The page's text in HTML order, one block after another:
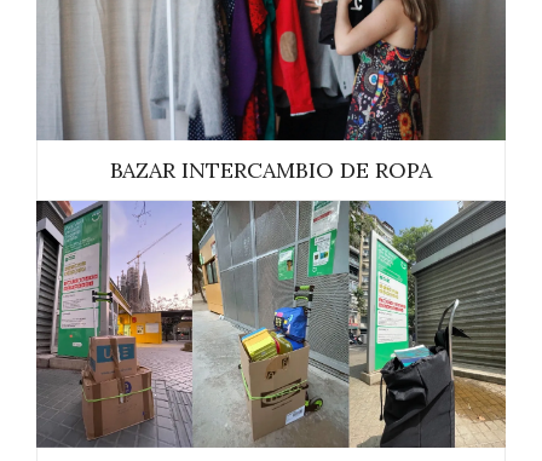
BAZAR INTERCAMBIO DE ROPA